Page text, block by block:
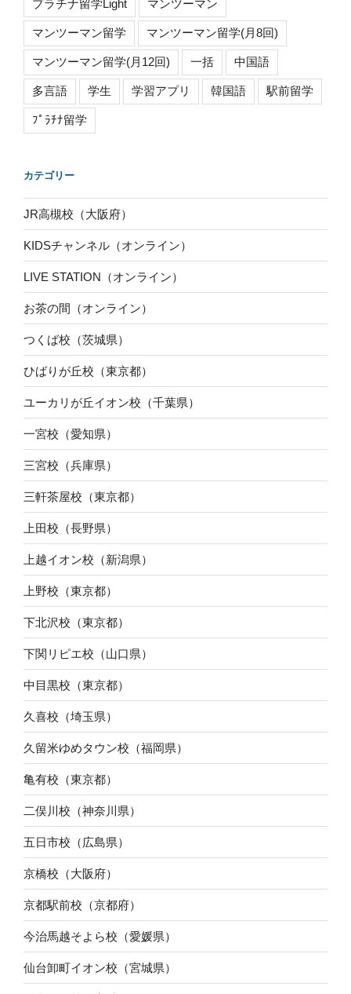
プラチナ留学Light マンツーマン
マンツーマン留学 マンツーマン留学(月8回)
マンツーマン留学(月12回) 一括 中国語
多言語 学生 学習アプリ 韓国語 駅前留学
ﾌﾟﾗﾁﾅ留学
カテゴリー
JR高槻校（大阪府）
KIDSチャンネル（オンライン）
LIVE STATION（オンライン）
お茶の間（オンライン）
つくば校（茨城県）
ひばりが丘校（東京都）
ユーカリが丘イオン校（千葉県）
一宮校（愛知県）
三宮校（兵庫県）
三軒茶屋校（東京都）
上田校（長野県）
上越イオン校（新潟県）
上野校（東京都）
下北沢校（東京都）
下関リピエ校（山口県）
中目黒校（東京都）
久喜校（埼玉県）
久留米ゆめタウン校（福岡県）
亀有校（東京都）
二俣川校（神奈川県）
五日市校（広島県）
京橋校（大阪府）
京都駅前校（京都府）
今治馬越そよら校（愛媛県）
仙台卸町イオン校（宮城県）